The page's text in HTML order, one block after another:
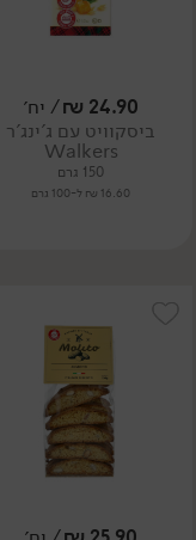
24.90
₪/ יח׳
ביסקוויט עם ג'ינג'ר
Walkers
150 גרם
16.60 ₪ ל-100 גרם